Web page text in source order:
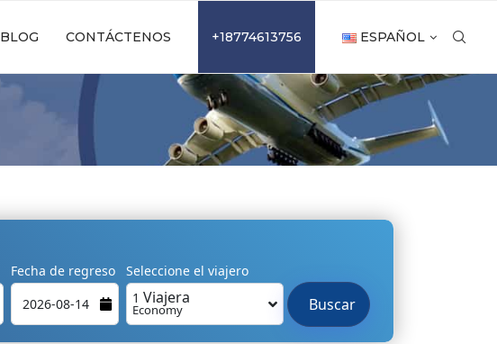
BLOG CONTÁCTENOS +18774613756 ESPAÑOL
Fecha de regreso
Seleccione el viajero
1 Viajera
Economy Buscar